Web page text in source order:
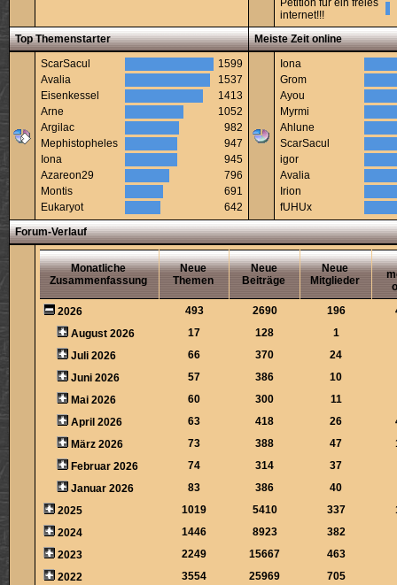
internet!!!
Top Themenstarter
Meiste Zeit online
ScarSacul
1599
Avalia
1537
Eisenkessel
1413
Arne
1052
Argilac
982
Mephistopheles
947
Iona
945
Azareon29
796
Montis
691
Eukaryot
642
Iona
Grom
Ayou
Myrmi
Ahlune
ScarSacul
igor
Avalia
Irion
fUHUx
Forum-Verlauf
Monatliche
Zusammenfassung
Neue
Themen
Neue
Beiträge
Neue
Mitglieder
2026
493 2690 196
August 2026
17 128
1
Juli 2026
66 370
24
Juni 2026
57 386
10
Mai 2026
60 300
11
April 2026
63 418 26
März 2026
73 388 47
Februar 2026
74 314
37
Januar 2026
83 386
40
2025
1019 5410 337
2024
1446 8923
382
2023
2249 15667
463
2022
3554 25969 705